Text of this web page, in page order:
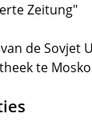
Zeitung"
de Sovjet
te